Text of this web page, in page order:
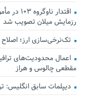
رزمایش میلان تصویب شد
تک‌نرخی‌سازی ارز؛
اعمال محدودیت‌های
مقطعی چالوس و هراز
دیپلمات سابق انگلیس:‌